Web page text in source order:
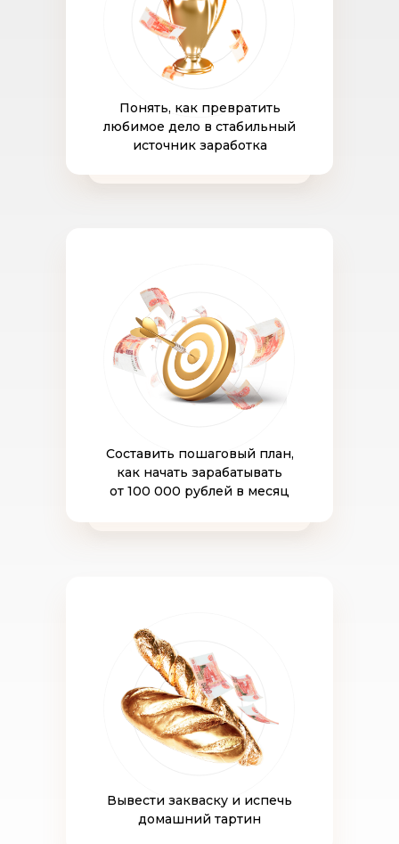
Вывести закваску и испечь
домашний тартин
Составить пошаговый план,
как начать зарабатывать
от 100 000 рублей в месяц
Понять, как превратить
любимое дело в стабильный
источник заработка